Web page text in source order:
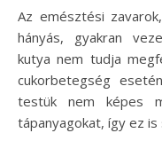
Az emésztési
hányás, gyakran
kutya nem tudja
cukorbetegség
testük nem képes
tápanyagokat, így ez